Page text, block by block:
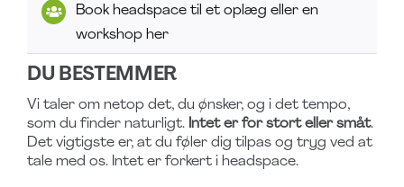
Book headspace til et oplæg eller en
workshop her
DU BESTEMMER
Vi taler om netop det, du ønsker, og i det tempo,
som du finder naturligt. Intet er for stort eller småt.
Det vigtigste er, at du føler dig tilpas og tryg ved at
tale med os. Intet er forkert i headspace.